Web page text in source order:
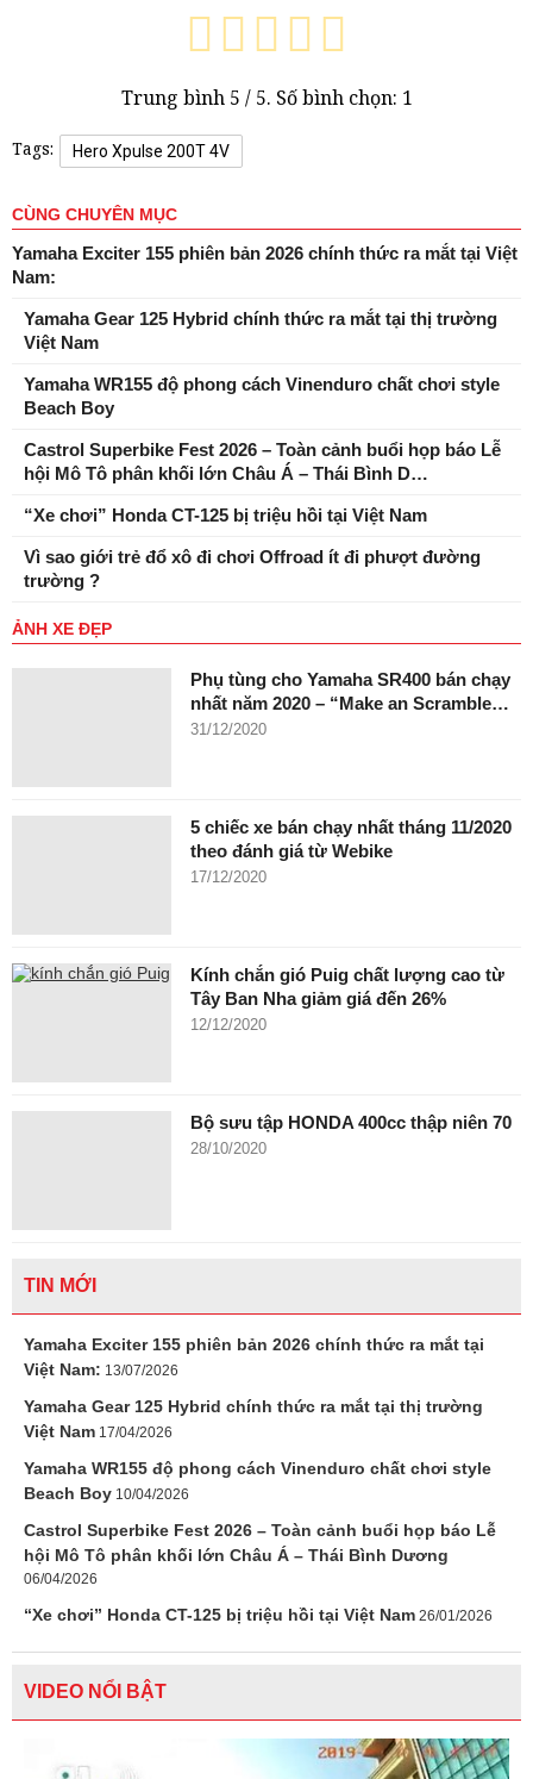
Trung bình 5 / 5. Số bình chọn: 1
Tags: Hero Xpulse 200T 4V
CÙNG CHUYÊN MỤC
Yamaha Exciter 155 phiên bản 2026 chính thức ra mắt tại Việt
Nam:
Yamaha Gear 125 Hybrid chính thức ra mắt tại thị trường
Việt Nam
Yamaha WR155 độ phong cách Vinenduro chất chơi style
Beach Boy
Castrol Superbike Fest 2026 – Toàn cảnh buổi họp báo Lễ
hội Mô Tô phân khối lớn Châu Á – Thái Bình D…
“Xe chơi” Honda CT-125 bị triệu hồi tại Việt Nam
Vì sao giới trẻ đổ xô đi chơi Offroad ít đi phượt đường
trường ?
ẢNH XE ĐẸP
Phụ tùng cho Yamaha SR400 bán chạy
nhất năm 2020 – “Make an Scramble…
31/12/2020
5 chiếc xe bán chạy nhất tháng 11/2020
theo đánh giá từ Webike
17/12/2020
Kính chắn gió Puig chất lượng cao từ
Tây Ban Nha giảm giá đến 26%
12/12/2020
Bộ sưu tập HONDA 400cc thập niên 70
28/10/2020
TIN MỚI
Yamaha Exciter 155 phiên bản 2026 chính thức ra mắt tại
Việt Nam: 13/07/2026
Yamaha Gear 125 Hybrid chính thức ra mắt tại thị trường
Việt Nam 17/04/2026
Yamaha WR155 độ phong cách Vinenduro chất chơi style
Beach Boy 10/04/2026
Castrol Superbike Fest 2026 – Toàn cảnh buổi họp báo Lễ
hội Mô Tô phân khối lớn Châu Á – Thái Bình Dương
06/04/2026
“Xe chơi” Honda CT-125 bị triệu hồi tại Việt Nam 26/01/2026
VIDEO NỔI BẬT